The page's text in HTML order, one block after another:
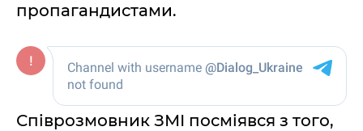
пропагандистами.
Співрозмовник ЗМІ посміявся з того,